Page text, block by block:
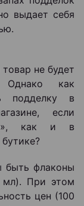
выдает себя
не будет
Однако как
подделку в
если
как и в
быть флаконы
мл). При этом
цен (100